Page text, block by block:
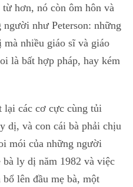
hơn, nó còn ôm hôn và
như Peterson: những
nhiều giáo sĩ và giáo
là bất hợp pháp, hay kém
lại các cơ cực cùng tủi
dị, và con cái bà phải chịu
mói của những người
ly dị năm 1982 và việc
lên đầu mẹ bà, một